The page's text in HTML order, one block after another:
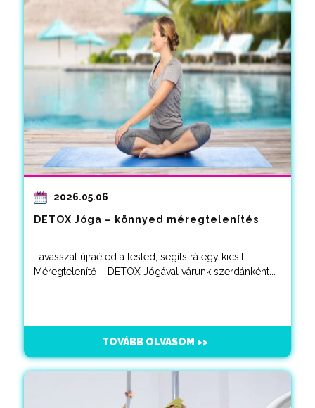
2026.05.06
DETOX Jóga – könnyed méregtelenítés
Tavasszal újraéled a tested, segíts rá egy kicsit.
Méregtelenítő – DETOX Jógával várunk szerdánként...
TOVÁBB OLVASOM >>